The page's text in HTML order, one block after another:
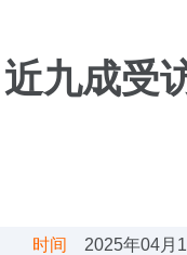
近九成受
时间 2025年04月